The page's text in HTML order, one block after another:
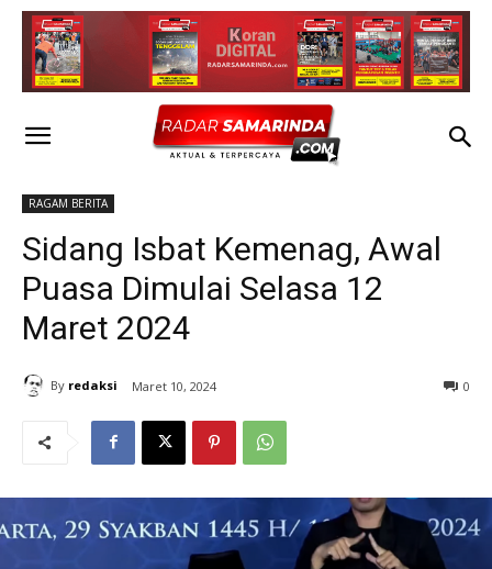
RAGAM BERITA
Sidang Isbat Kemenag, Awal
Puasa Dimulai Selasa 12
Maret 2024
By redaksi Maret 10, 2024 0